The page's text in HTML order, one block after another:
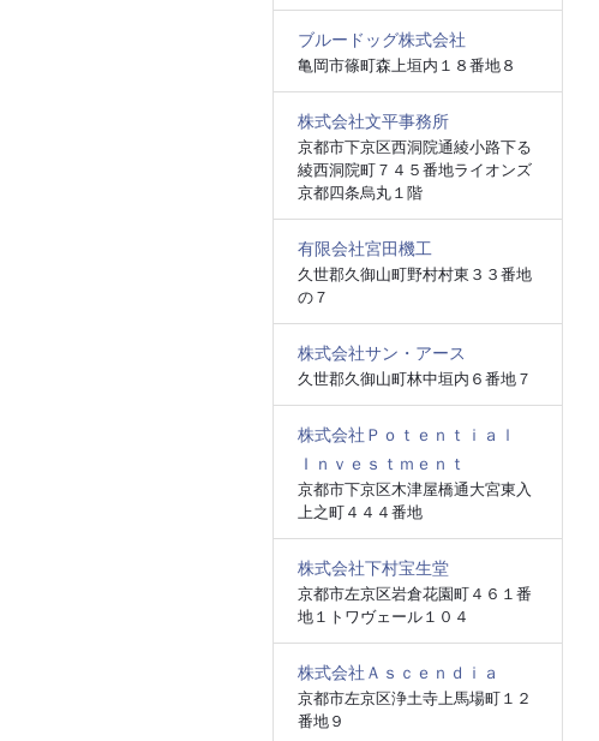
ブルードッグ株式会社
亀岡市篠町森上垣内１８番地８
株式会社文平事務所
京都市下京区西洞院通綾小路下る
綾西洞院町７４５番地ライオンズ
京都四条烏丸１階
有限会社宮田機工
久世郡久御山町野村村東３３番地
の７
株式会社サン・アース
久世郡久御山町林中垣内６番地７
株式会社Ｐｏｔｅｎｔｉａｌ
Ｉｎｖｅｓｔｍｅｎｔ
京都市下京区木津屋橋通大宮東入
上之町４４４番地
株式会社下村宝生堂
京都市左京区岩倉花園町４６１番
地１トワヴェール１０４
株式会社Ａｓｃｅｎｄｉａ
京都市左京区浄土寺上馬場町１２
番地９